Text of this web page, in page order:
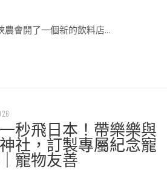
農會開了一個新的飲料店…
秒飛日本！帶樂樂與
社，訂製專屬紀念寵
寵物友善